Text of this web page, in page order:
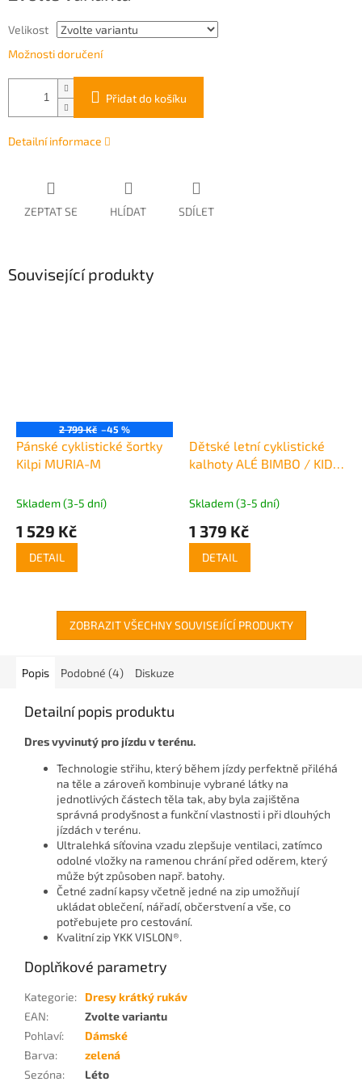
Velikost
Možnosti doručení
Přidat do košíku
Detailní informace
ZEPTAT SE HLÍDAT SDÍLET
Související produkty
2 799 Kč –45 %
Pánské cyklistické šortky
Kilpi MURIA-M
Skladem (3-5 dní)
1 529 Kč
DETAIL
Dětské letní cyklistické
kalhoty ALÉ BIMBO / KID
Skladem (3-5 dní)
1 379 Kč
DETAIL
ZOBRAZIT VŠECHNY SOUVISEJÍCÍ PRODUKTY
Popis Podobné (4) Diskuze
Detailní popis produktu
Dres vyvinutý pro jízdu v terénu.
Technologie střihu, který během jízdy perfektně přiléhá
na těle a zároveň kombinuje vybrané látky na
jednotlivých částech těla tak, aby byla zajištěna
správná prodyšnost a funkční vlastnosti i při dlouhých
jízdách v terénu.
Ultralehká síťovina vzadu zlepšuje ventilaci, zatímco
odolné vložky na ramenou chrání před oděrem, který
může být způsoben např. batohy.
Četné zadní kapsy včetně jedné na zip umožňují
ukládat oblečení, nářadí, občerstvení a vše, co
potřebujete pro cestování.
Kvalitní zip YKK VISLON®.
Doplňkové parametry
Kategorie:
Dresy krátký rukáv
EAN:
Zvolte variantu
Pohlaví:
Dámské
Barva:
zelená
Sezóna: Léto